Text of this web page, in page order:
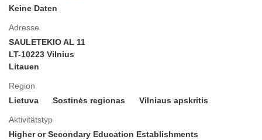
Adresse
SAULETEKIO AL 11
LT-10223 Vilnius
Litauen
Region
Lietuva
Sostinės regionas Vilniaus apskritis
Aktivitätstyp
Higher or Secondary Education Establishments
Keine Daten